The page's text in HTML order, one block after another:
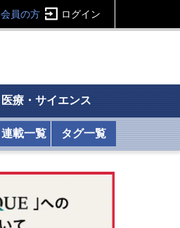
会員の方 ログイン
医療・サイエンス
連載一覧 タグ一覧